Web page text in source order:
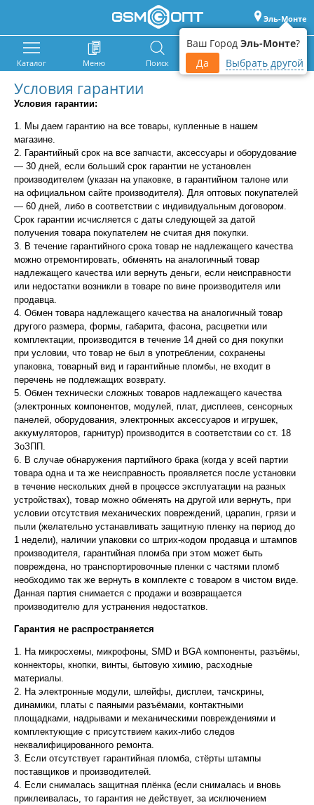
Ваш Город Эль-Монте?
Да
Выбрать другой
Эль-Монте
Каталог Меню Поиск Корзина Войти
Условия гарантии
Условия гарантии:
1. Мы даем гарантию на все товары, купленные в нашем
магазине.
2. Гарантийный срок на все запчасти, аксессуары и оборудование
— 30 дней, если больший срок гарантии не установлен
производителем (указан на упаковке, в гарантийном талоне или
на официальном сайте производителя). Для оптовых покупателей
— 60 дней, либо в соответствии с индивидуальным договором.
Срок гарантии исчисляется с даты следующей за датой
получения товара покупателем не считая дня покупки.
3. В течение гарантийного срока товар не надлежащего качества
можно отремонтировать, обменять на аналогичный товар
надлежащего качества или вернуть деньги, если неисправности
или недостатки возникли в товаре по вине производителя или
продавца.
4. Обмен товара надлежащего качества на аналогичный товар
другого размера, формы, габарита, фасона, расцветки или
комплектации, производится в течение 14 дней со дня покупки
при условии, что товар не был в употреблении, сохранены
упаковка, товарный вид и гарантийные пломбы, не входит в
перечень не подлежащих возврату.
5. Обмен технически сложных товаров надлежащего качества
(электронных компонентов, модулей, плат, дисплеев, сенсорных
панелей, оборудования, электронных аксессуаров и игрушек,
аккумуляторов, гарнитур) производится в соответствии со ст. 18
ЗоЗПП.
6. В случае обнаружения партийного брака (когда у всей партии
товара одна и та же неисправность проявляется после установки
в течение нескольких дней в процессе эксплуатации на разных
устройствах), товар можно обменять на другой или вернуть, при
условии отсутствия механических повреждений, царапин, грязи и
пыли (желательно устанавливать защитную пленку на период до
1 недели), наличии упаковки со штрих-кодом продавца и штампов
производителя, гарантийная пломба при этом может быть
повреждена, но транспортировочные пленки с частями пломб
необходимо так же вернуть в комплекте с товаром в чистом виде.
Данная партия снимается с продажи и возвращается
производителю для устранения недостатков.
Гарантия не распространяется
1. На микросхемы, микрофоны, SMD и BGA компоненты, разъёмы,
коннекторы, кнопки, винты, бытовую химию, расходные
материалы.
2. На электронные модули, шлейфы, дисплеи, тачскрины,
динамики, платы с паяными разъёмами, контактными
площадками, надрывами и механическими повреждениями и
комплектующие с присутствием каких-либо следов
неквалифицированного ремонта.
3. Если отсутствует гарантийная пломба, стёрты штампы
поставщиков и производителей.
4. Если снималась защитная плёнка (если снималась и вновь
приклеивалась, то гарантия не действует, за исключением